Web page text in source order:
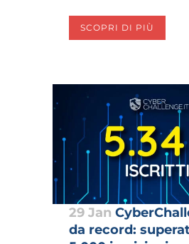
SCOPRI DI PIÙ
29 Jan
da record: